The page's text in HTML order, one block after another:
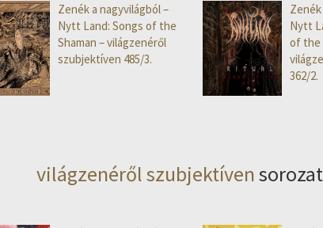
Zenék a nagyvilágból –
Nytt Land: Songs of the
Shaman – világzenéről
szubjektíven 485/3.
Nytt
of the
362/2.
világzenéről szubjektívensorozat